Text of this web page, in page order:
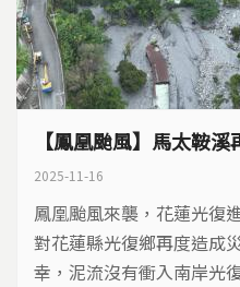
【鳳凰颱風】馬太鞍
2025-11-16
鳳凰颱風來襲，花蓮光復
對花蓮縣光復鄉再度造成
幸，泥流沒有衝入南岸光